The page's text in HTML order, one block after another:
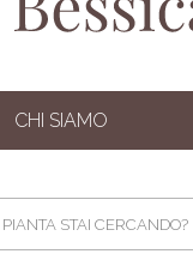
CHI SIAMO